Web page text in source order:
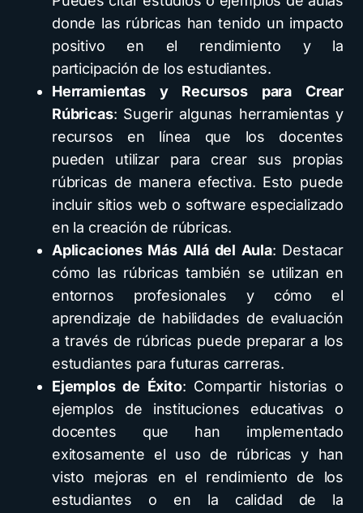
donde las rúbricas han tenido un impacto
positivo en el rendimiento y la
participación de los estudiantes.
Herramientas y Recursos para Crear
Rúbricas: Sugerir algunas herramientas y
recursos en línea que los docentes
pueden utilizar para crear sus propias
rúbricas de manera efectiva. Esto puede
incluir sitios web o software especializado
en la creación de rúbricas.
Aplicaciones Más Allá del Aula: Destacar
cómo las rúbricas también se utilizan en
entornos profesionales y cómo el
aprendizaje de habilidades de evaluación
a través de rúbricas puede preparar a los
estudiantes para futuras carreras.
Ejemplos de Éxito: Compartir historias o
ejemplos de instituciones educativas o
docentes que han implementado
exitosamente el uso de rúbricas y han
visto mejoras en el rendimiento de los
estudiantes o en la calidad de la